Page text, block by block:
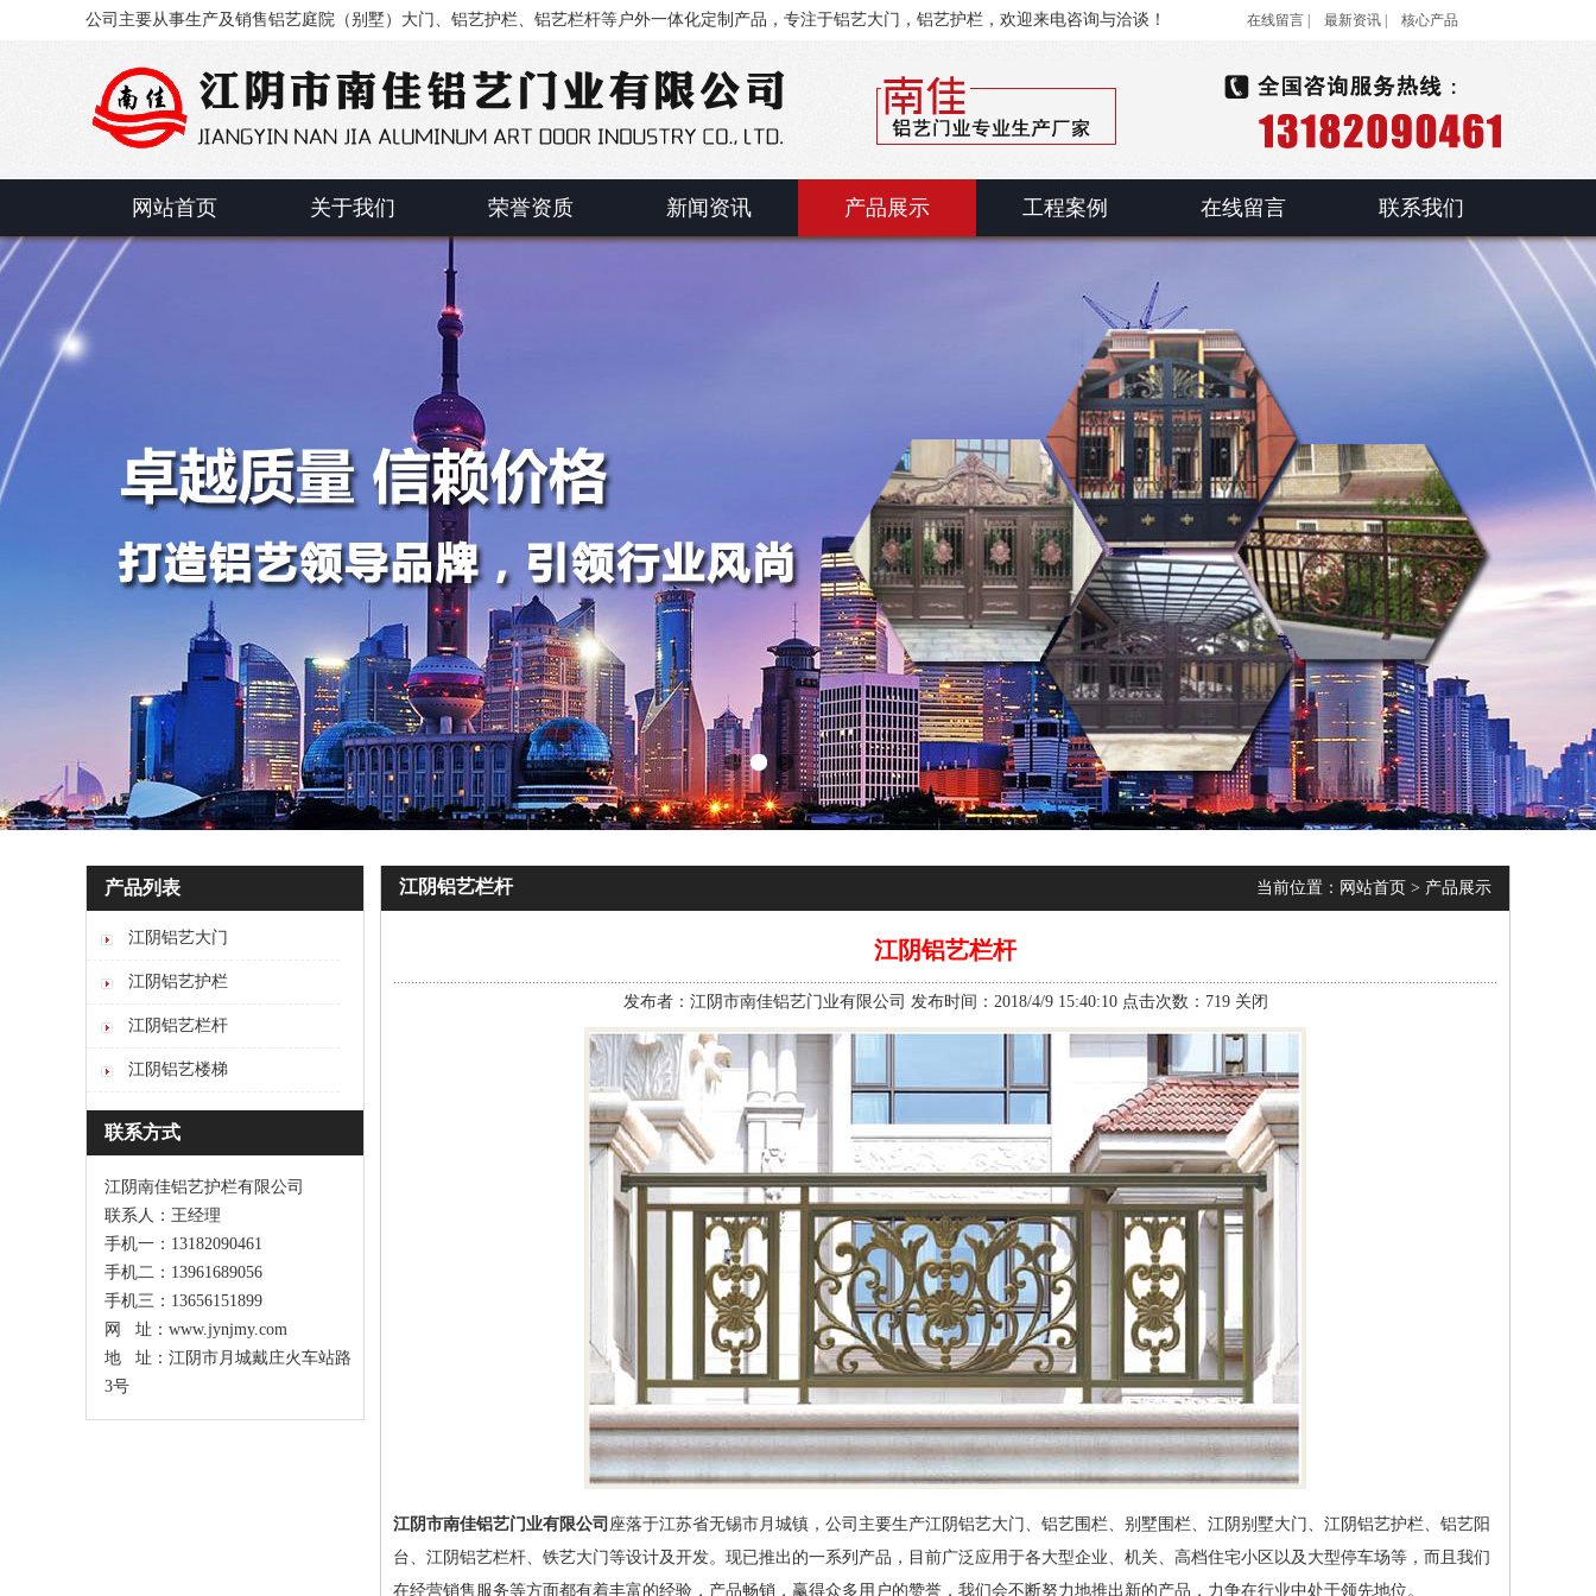
公司主要从事生产及销售铝艺庭院（别墅）大门、铝艺护栏、铝艺栏杆等户外一体化定制产品，专注于铝艺大门，铝艺护栏，欢迎来电咨询与洽谈！ 在线留言 | 最新资讯 | 核心产品
网站首页 关于我们 荣誉资质 新闻资讯 产品展示 工程案例 在线留言 联系我们
产品列表
江阴铝艺大门
江阴铝艺护栏
江阴铝艺栏杆
江阴铝艺楼梯
联系方式
江阴南佳铝艺护栏有限公司
联系人：王经理
手机一：13182090461
手机二：13961689056
手机三：13656151899
网 址：www.jynjmy.com
地 址：江阴市月城戴庄火车站路
3号
当前位置： 网站首页 > 产品展示
江阴铝艺栏杆
江阴铝艺栏杆
发布者：江阴市南佳铝艺门业有限公司 发布时间：2018/4/9 15:40:10 点击次数：719 关闭
江阴市南佳铝艺门业有限公司 座落于江苏省无锡市月城镇，公司主要生产江阴铝艺大门 、铝艺围栏、别墅围栏、 江阴别墅大门 、 江阴铝艺护栏、铝艺阳
台、 江阴铝艺栏杆、铁艺大门等设计及开发。现已推出的一系列产品，目前广泛应用于各大型企业、机关、高档住宅小区以及大型停车场等，而且我们
在经营销售服务等方面都有着丰富的经验，产品畅销，赢得众多用户的赞誉，我们会不断努力地推出新的产品，力争在行业中处于领先地位。